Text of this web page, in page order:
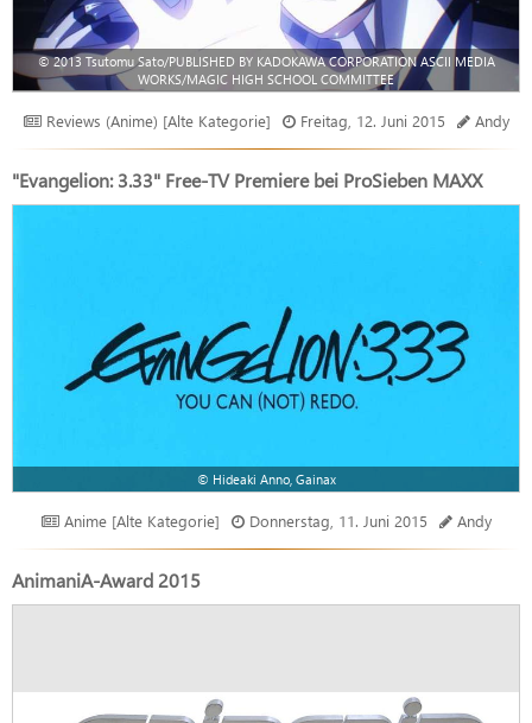
© 2013 Tsutomu Sato/PUBLISHED BY KADOKAWA CORPORATION ASCII MEDIA
WORKS/MAGIC HIGH SCHOOL COMMITTEE
Reviews (Anime) [Alte Kategorie] Freitag, 12. Juni 2015 Andy
"Evangelion: 3.33" Free-TV Premiere bei ProSieben MAXX
© Hideaki Anno, Gainax
Anime [Alte Kategorie] Donnerstag, 11. Juni 2015 Andy
AnimaniA-Award 2015